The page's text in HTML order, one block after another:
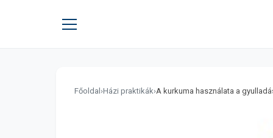
Főoldal ›Házi praktikák›A kurkuma használata a